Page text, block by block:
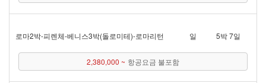
로마 2박 - 피렌체 - 베니스 3박(돌로미테) - 로마리턴 일 5박 7일
2,380,000 ~ 항공요금 불포함